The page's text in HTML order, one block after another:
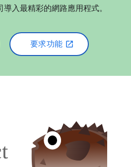
入最精彩的網路應用程式。
要求功能 open_in_new